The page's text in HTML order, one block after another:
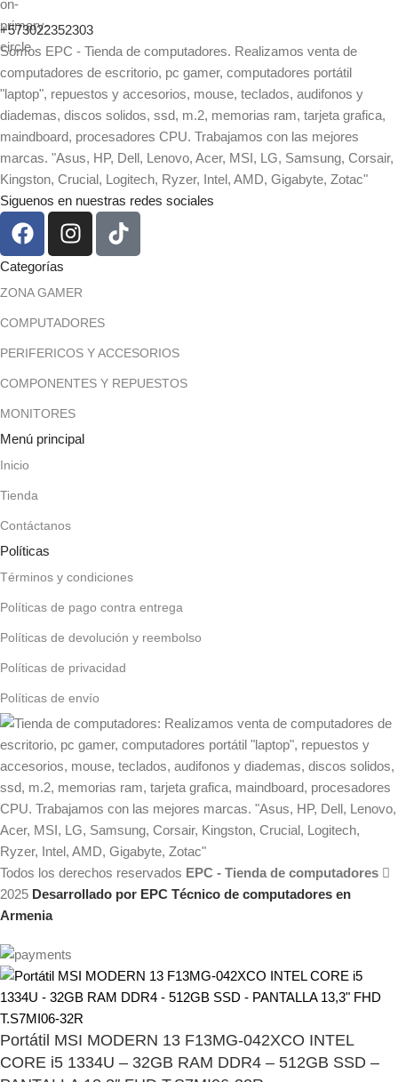
+573022352303
Somos EPC - Tienda de computadores. Realizamos venta de
computadores de escritorio, pc gamer, computadores portátil
"laptop", repuestos y accesorios, mouse, teclados, audifonos y
diademas, discos solidos, ssd, m.2, memorias ram, tarjeta grafica,
maindboard, procesadores CPU. Trabajamos con las mejores
marcas. "Asus, HP, Dell, Lenovo, Acer, MSI, LG, Samsung, Corsair,
Kingston, Crucial, Logitech, Ryzer, Intel, AMD, Gigabyte, Zotac"
Siguenos en nuestras redes sociales
Categorías
ZONA GAMER
COMPUTADORES
PERIFERICOS Y ACCESORIOS
COMPONENTES Y REPUESTOS
MONITORES
Menú principal
Inicio
Tienda
Contáctanos
Políticas
Términos y condiciones
Políticas de pago contra entrega
Políticas de devolución y reembolso
Políticas de privacidad
Políticas de envío
Todos los derechos reservados EPC - Tienda de computadores
2025 Desarrollado por EPC Técnico de computadores en
Armenia
Portátil MSI MODERN 13 F13MG-042XCO INTEL
CORE i5 1334U – 32GB RAM DDR4 – 512GB SSD –